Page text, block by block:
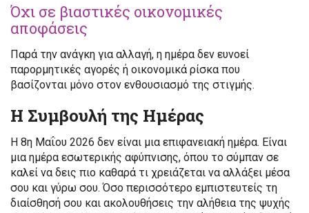
Όχι σε βιαστικές οικονομικές
αποφάσεις
Παρά την ανάγκη για αλλαγή, η ημέρα δεν ευνοεί
παρορμητικές αγορές ή οικονομικά ρίσκα που
βασίζονται μόνο στον ενθουσιασμό της στιγμής.
Η Συμβουλή της Ημέρας
Η 8η Μαΐου 2026 δεν είναι μια επιφανειακή ημέρα. Είναι
μια ημέρα εσωτερικής αφύπνισης, όπου το σύμπαν σε
καλεί να δεις πιο καθαρά τι χρειάζεται να αλλάξει μέσα
σου και γύρω σου. Όσο περισσότερο εμπιστευτείς τη
διαίσθησή σου και ακολουθήσεις την αλήθεια της ψυχής